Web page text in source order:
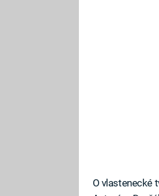
O vlastenecké